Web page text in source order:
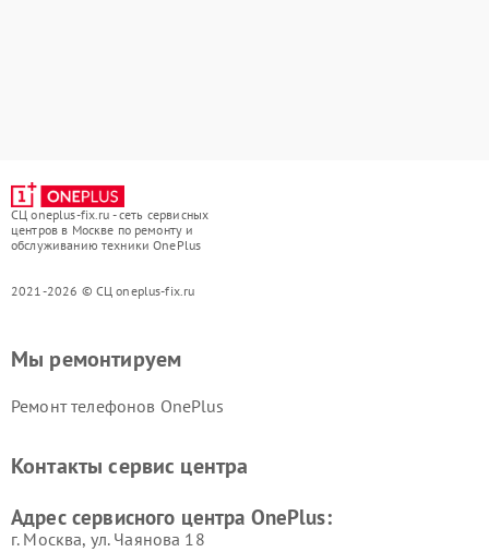
СЦ oneplus-fix.ru - сеть сервисных
центров в Москве по ремонту и
обслуживанию техники OnePlus
2021-2026 © СЦ oneplus-fix.ru
Мы ремонтируем
Ремонт телефонов OnePlus
Контакты сервис центра
Адрес сервисного центра OnePlus:
г. Москва, ул. Чаянова 18